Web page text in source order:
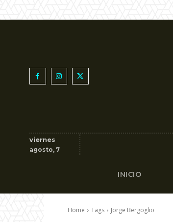
viernes
agosto, 7
INICIO
Home Tags Jorge Bergoglio